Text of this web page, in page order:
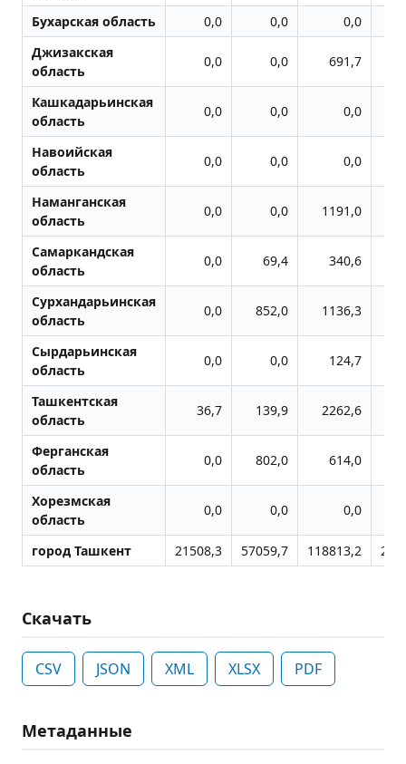
Бухарская область 0,0 0,0 0,0
Джизакская
область
0,0 0,0 691,7
Кашкадарьинская
область
0,0 0,0 0,0
Навоийская
область
0,0 0,0 0,0
Наманганская
область
0,0 0,0 1191,0
Самаркандская
область
0,0 69,4 340,6
Сурхандарьинская
область
0,0 852,0 1136,3
Сырдарьинская
область
0,0 0,0 124,7
Ташкентская
область
36,7 139,9 2262,6
Ферганская
область
0,0 802,0 614,0
Хорезмская
область
0,0 0,0 0,0
город Ташкент 21508,3 57059,7 118813,2
Скачать
CSV JSON XML XLSX PDF
Метаданные